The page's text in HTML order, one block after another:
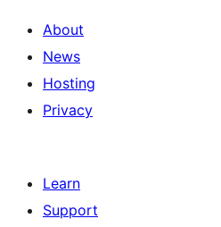
About
News
Hosting
Privacy
Learn
Support